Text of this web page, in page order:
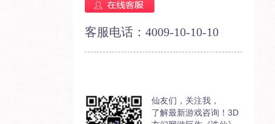
客服电话：4009-10-10-10
仙友们，关注我，
了解最新游戏咨询！3D